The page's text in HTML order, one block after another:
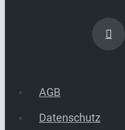
AGB
Datenschutz